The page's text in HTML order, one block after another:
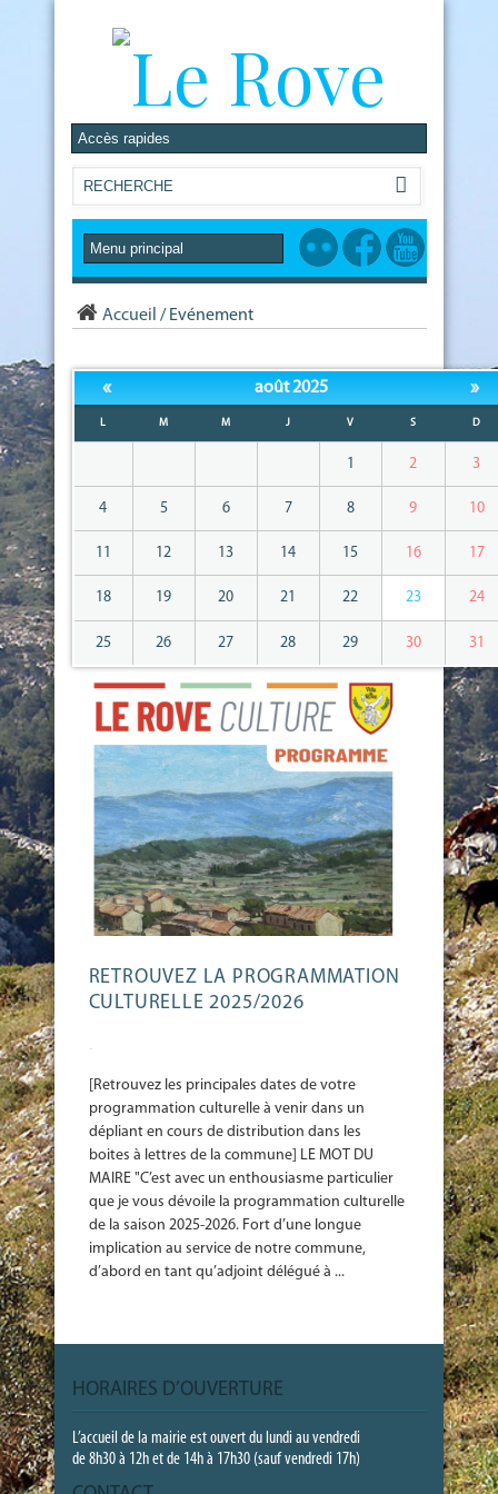
Accueil / Evénement
« août 2025 »
L M M J V S D
1 2 3
4 5 6 7 8 9 10
11 12 13 14 15 16 17
18 19 20 21 22 23 24
25 26 27 28 29 30 31
RETROUVEZ LA PROGRAMMATION
CULTURELLE 2025/2026
-
[Retrouvez les principales dates de votre
programmation culturelle à venir dans un
dépliant en cours de distribution dans les
boites à lettres de la commune] LE MOT DU
MAIRE "C’est avec un enthousiasme particulier
que je vous dévoile la programmation culturelle
de la saison 2025-2026. Fort d’une longue
implication au service de notre commune,
d’abord en tant qu’adjoint délégué à ...
HORAIRES D’OUVERTURE
L’accueil de la mairie est ouvert du lundi au vendredi
de 8h30 à 12h et de 14h à 17h30 (sauf vendredi 17h)